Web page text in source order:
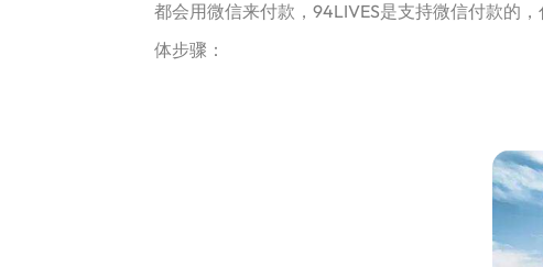
都会用微信来付款，94LIVES是支持微信付款的
体步骤：